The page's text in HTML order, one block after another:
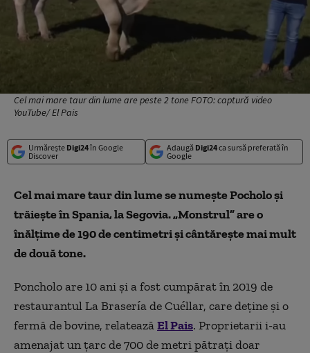
Cel mai mare taur din lume are peste 2 tone FOTO: captură video
YouTube/ El Pais
Urmărește Digi24în Google
Discover
Adaugă Digi24ca sursă preferată în
Google
Cel mai mare taur din lume se numește Pocholo și
trăiește în Spania, la Segovia. „Monstrul” are o
înălțime de 190 de centimetri și cântărește mai mult
de două tone.
Poncholo are 10 ani și a fost cumpărat în 2019 de
restaurantul La Brasería de Cuéllar, care deține și o
fermă de bovine, relateazăEl Pais. Proprietarii i-au
amenajat un țarc de 700 de metri pătrați doar